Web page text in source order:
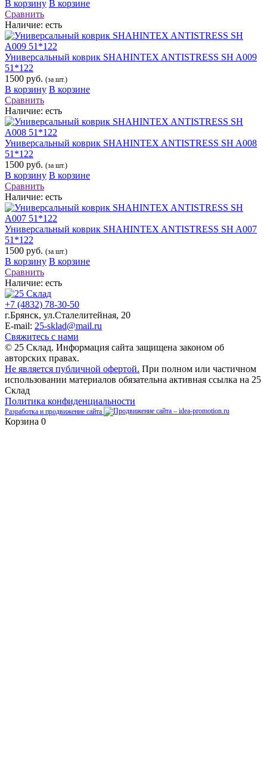
В корзину В корзине
Сравнить
Наличие: есть
Универсальный коврик SHAHINTEX ANTISTRESS SH A009
51*122
1500 руб. (за шт.)
В корзину В корзине
Сравнить
Наличие: есть
Универсальный коврик SHAHINTEX ANTISTRESS SH A008
51*122
1500 руб. (за шт.)
В корзину В корзине
Сравнить
Наличие: есть
Универсальный коврик SHAHINTEX ANTISTRESS SH A007
51*122
1500 руб. (за шт.)
В корзину В корзине
Сравнить
Наличие: есть
+7 (4832) 78-30-50
г.Брянск, ул.Сталелитейная, 20
E-mail: 25-sklad@mail.ru
Свяжитесь с нами
© 25 Склад. Информация сайта защищена законом об
авторских правах.
Не является публичной офертой. При полном или частичном
использовании материалов обязательна активная ссылка на 25
Склад
Политика конфиденциальности
Разработка и продвижение сайта
Корзина 0